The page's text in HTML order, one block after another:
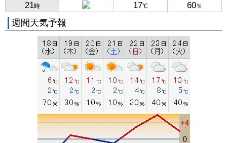
21時 17℃ 60％
週間天気予報